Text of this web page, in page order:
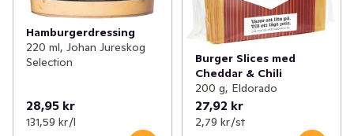
mjölkbasen och cheddarn gör att skivan smälter jämnt,
snabbt och kontrollerat vid kontakt med värme, med en
glansig finish utan att skära sig eller separera.
Hamburgerdressing
220 ml, Johan Jureskog
Selection
28,95 kr
131,59 kr /l
Burger Slices med
Cheddar & Chili
200 g, Eldorado
27,92 kr
2,79 kr /st